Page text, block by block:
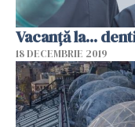
Vacanță la...
18 DECEMBRIE 2019